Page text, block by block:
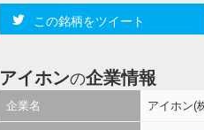
この銘柄をツイート
アイホンの企業情報
企業名 アイホン(